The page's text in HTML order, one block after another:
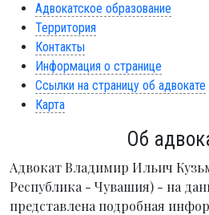
Адвокатское образование
Территория
Контакты
Информация о странице
Ссылки на страницу об адвокате
Карта
Об
Адвокат Владимир Ильич
Республика - Чувашия) - на
представлена подробная